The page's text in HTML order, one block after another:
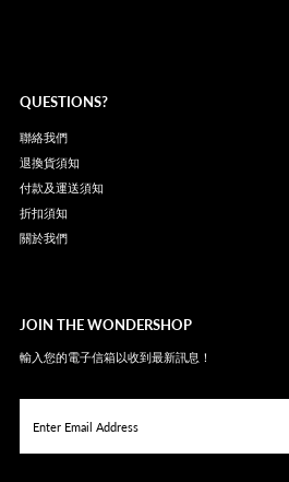
QUESTIONS?
聯絡我們
退換貨須知
付款及運送須知
折扣須知
關於我們
JOIN THE WONDERSHOP
輸入您的電子信箱以收到最新訊息！